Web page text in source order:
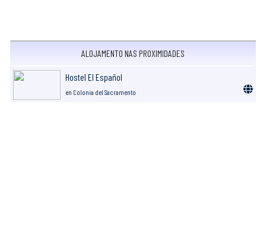
ALOJAMENTO NAS PROXIMIDADES
Hostel El Español
en Colonia del Sacramento